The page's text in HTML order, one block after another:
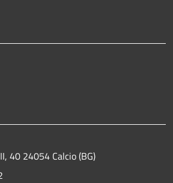
40 24054 Calcio (BG)